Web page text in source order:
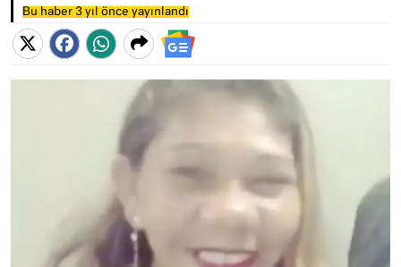
Bu haber 3 yıl önce yayınlandı